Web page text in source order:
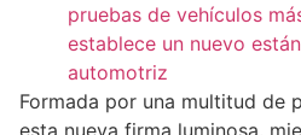
pruebas de vehículos
establece un nuevo
automotriz
Formada por una multitud de
esta nueva firma luminosa,